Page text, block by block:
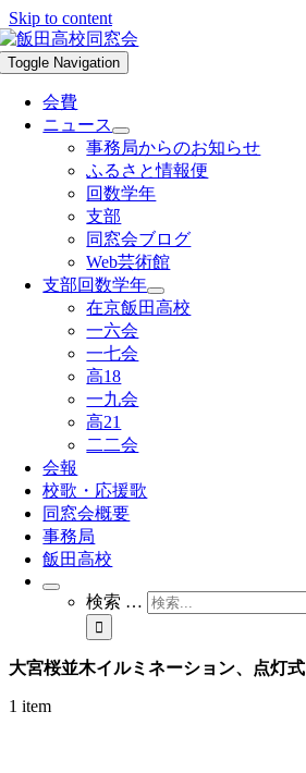
Skip to content
Toggle Navigation
会費
ニュース
事務局からのお知らせ
ふるさと情報便
回数学年
支部
同窓会ブログ
Web芸術館
支部回数学年
在京飯田高校
一六会
一七会
高18
一九会
高21
二二会
会報
校歌・応援歌
同窓会概要
事務局
飯田高校
検索 …
大宮桜並木イルミネーション、点灯式
1 item